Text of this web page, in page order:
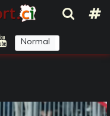
Normal